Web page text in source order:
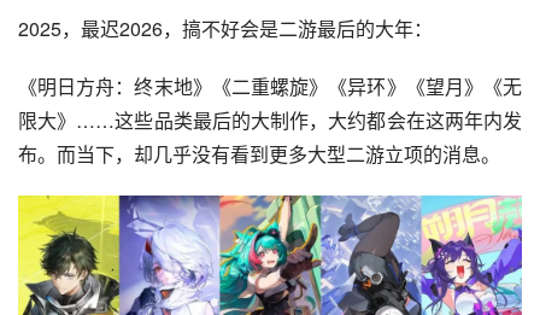
2025，最迟2026，搞不好会是二游最后的大年：
《明日方舟：终末地》《二重螺旋》《异环》《望月》《无
限大》……这些品类最后的大制作，大约都会在这两年内发
布。而当下，却几乎没有看到更多大型二游立项的消息。